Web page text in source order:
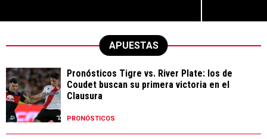
APUESTAS
Pronósticos Tigre vs. River Plate: los de
Coudet buscan su primera victoria en el
Clausura
PRONÓSTICOS